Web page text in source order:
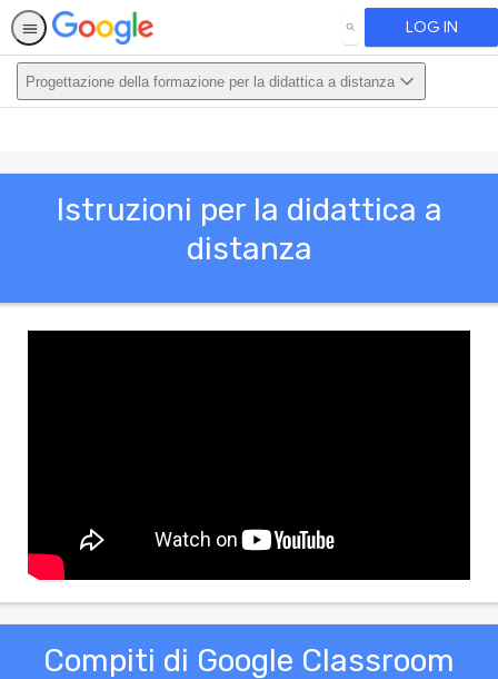
SEARCH LOG IN
Progettazione della formazione per la didattica a distanza
This activity is also available in English.
Istruzioni per la didattica a
distanza
Compiti di Google Classroom